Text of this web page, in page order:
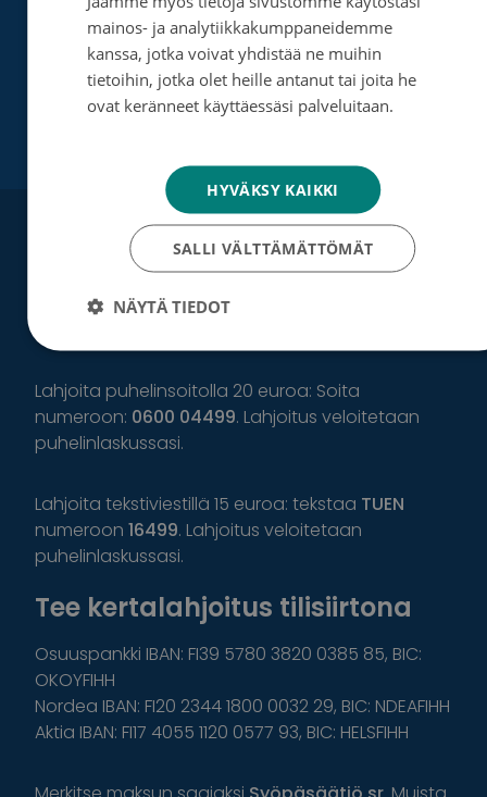
Suurlahjoitus
Yrityksille
Muita tapoja auttaa
Lahjoita haluamasi summa MobilePaylla
Lahjoita puhelinsoitolla 20 euroa: Soita
numeroon: 0600 04499. Lahjoitus veloitetaan
puhelinlaskussasi.
Lahjoita tekstiviestillä 15 euroa: tekstaa TUEN
numeroon 16499. Lahjoitus veloitetaan
puhelinlaskussasi.
Tee kertalahjoitus tilisiirtona
Osuuspankki IBAN: FI39 5780 3820 0385 85, BIC:
OKOYFIHH
Nordea IBAN: FI20 2344 1800 0032 29, BIC: NDEAFIHH
Aktia IBAN: FI17 4055 1120 0577 93, BIC: HELSFIHH
mainos- ja analytiikkakumppaneidemme
kanssa, jotka voivat yhdistää ne muihin
tietoihin, jotka olet heille antanut tai joita he
ovat keränneet käyttäessäsi palveluitaan.
HYVÄKSY KAIKKI
SALLI VÄLTTÄMÄTTÖMÄT
NÄYTÄ TIEDOT